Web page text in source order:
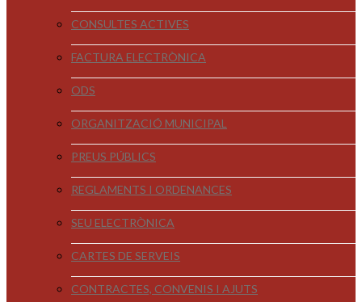
CONSULTES ACTIVES
FACTURA ELECTRÒNICA
ODS
ORGANITZACIÓ MUNICIPAL
PREUS PÚBLICS
REGLAMENTS I ORDENANCES
SEU ELECTRÒNICA
CARTES DE SERVEIS
CONTRACTES, CONVENIS I AJUTS